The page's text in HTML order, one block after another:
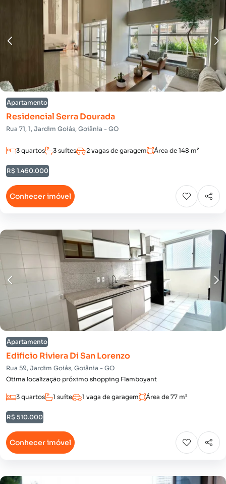
Apartamento
Residencial Serra Dourada
Rua 71, 1, Jardim Goiás, Goiânia - GO
3 quartos 3 suítes 2 vagas de garagem Área de 148 m²
R$ 1.450.000
Conhecer imóvel
Apartamento
Edificio Riviera Di San Lorenzo
Rua 59, Jardim Goiás, Goiânia - GO
Ótima localização próximo shopping Flamboyant
3 quartos 1 suíte 1 vaga de garagem Área de 77 m²
R$ 510.000
Conhecer imóvel